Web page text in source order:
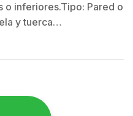
o inferiores.Tipo: Pared o
y tuerca…
cm. de 3/4" de Grosor